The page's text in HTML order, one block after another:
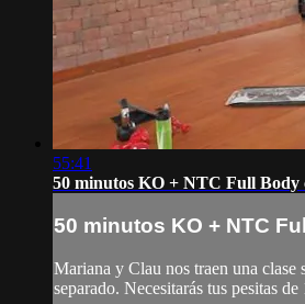
55:41
50 minutos KO + NTC Full Body
50 minutos KO + NTC
Mariana y Clau nos traen una
separado. Necesitarás tus pesitas